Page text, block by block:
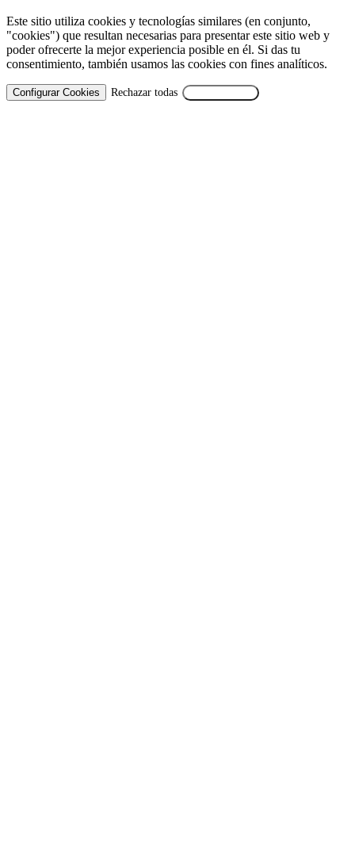
Este sitio utiliza cookies y tecnologías similares (en conjunto,
"cookies") que resultan necesarias para presentar este sitio web y
poder ofrecerte la mejor experiencia posible en él. Si das tu
consentimiento, también usamos las cookies con fines analíticos.
Configurar Cookies Rechazar todas